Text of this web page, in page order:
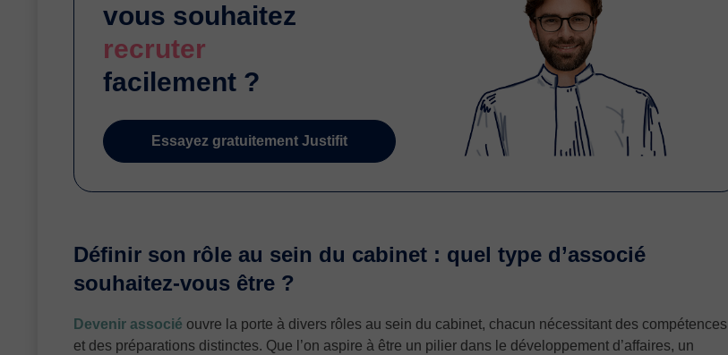
vous souhaitez
recruter
facilement ?
Essayez gratuitement Justifit
Définir son rôle au sein du cabinet : quel type d’associé
souhaitez-vous être ?
Devenir associé ouvre la porte à divers rôles au sein du cabinet, chacun nécessitant des compétences
et des préparations distinctes. Que l’on aspire à être un pilier dans le développement d’affaires, un